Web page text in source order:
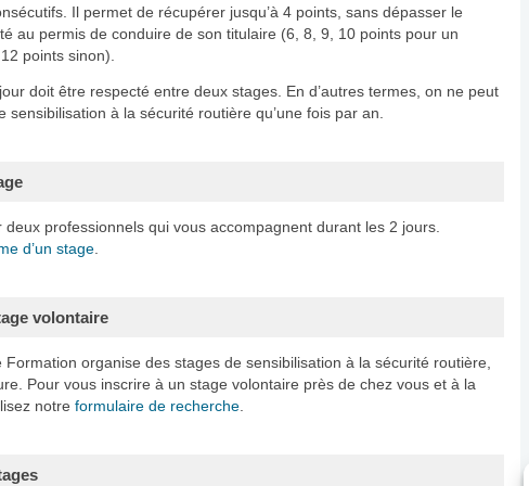
Il permet de récupérer jusqu’à 4 points, sans dépasser le
au permis de conduire de son titulaire (6, 8, 9, 10 points pour un
points sinon).
doit être respecté entre deux stages. En d’autres termes, on ne peut
sensibilisation à la sécurité routière qu’une fois par an.
professionnels qui vous accompagnent durant les 2 jours.
d’un stage
volontaire
organise des stages de sensibilisation à la sécurité routière,
Pour vous inscrire à un stage volontaire près de chez vous et à la
notre formulaire de recherche